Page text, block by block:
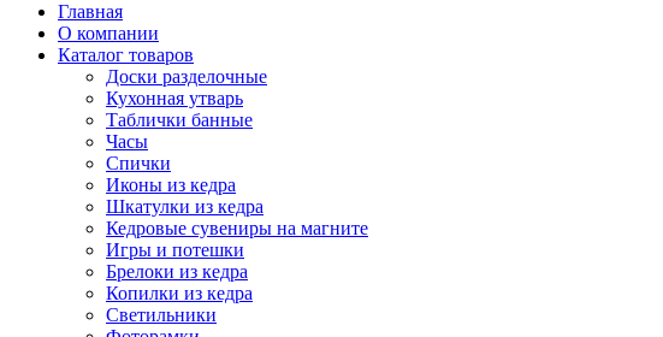
Главная
О компании
Каталог товаров
Доски разделочные
Кухонная утварь
Таблички банные
Часы
Спички
Иконы из кедра
Шкатулки из кедра
Кедровые сувениры на магните
Игры и потешки
Брелоки из кедра
Копилки из кедра
Светильники